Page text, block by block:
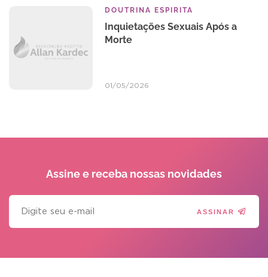
DOUTRINA ESPIRITA
Inquietações Sexuais Após a
Morte
01/05/2026
Assine e receba nossas novidades
ASSINAR